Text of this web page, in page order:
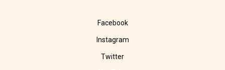
Facebook
Instagram
Twitter